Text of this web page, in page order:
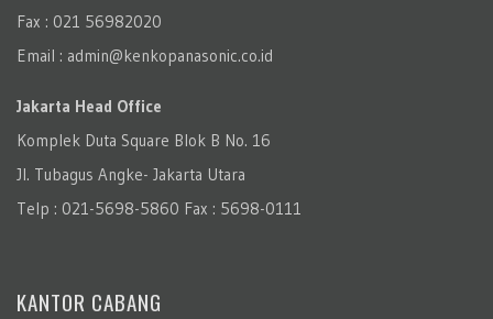
Fax : 021 56982020
Email : admin@kenkopanasonic.co.id
Jakarta Head Office
Komplek Duta Square Blok B No. 16
Jl. Tubagus Angke- Jakarta Utara
Telp : 021-5698-5860 Fax : 5698-0111
KANTOR CABANG